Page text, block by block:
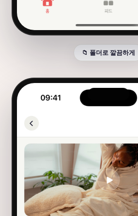
📁 폴더로 깔끔하게